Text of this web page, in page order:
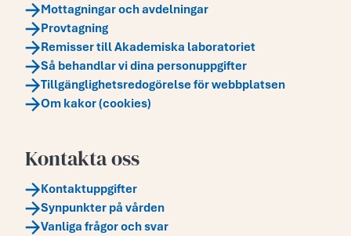
Mottagningar och avdelningar
Provtagning
Remisser till Akademiska laboratoriet
Så behandlar vi dina personuppgifter
Tillgänglighetsredogörelse för webbplatsen
Om kakor (cookies)
Kontakta oss
Kontaktuppgifter
Synpunkter på vården
Vanliga frågor och svar